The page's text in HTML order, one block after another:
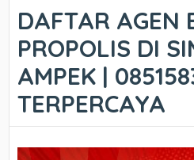
DAFTAR AGEN
PROPOLIS DI
AMPEK |
TERPERCAYA